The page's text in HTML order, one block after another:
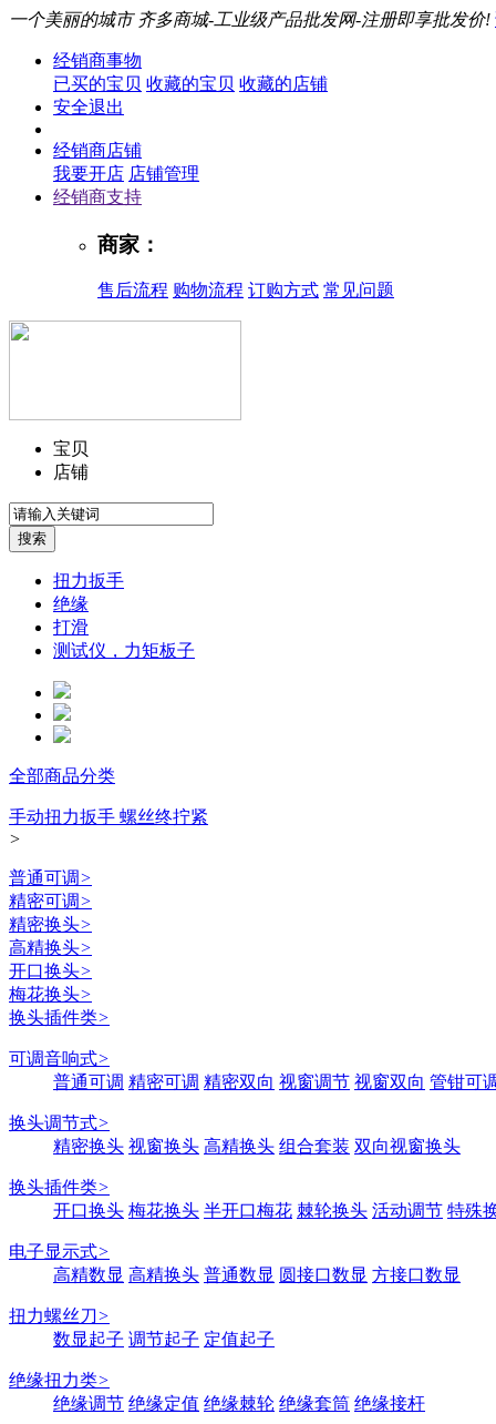
一个美丽的城市 齐多商城-工业级产品批发网-注册即享批发价!
经销商事物
已买的宝贝 收藏的宝贝 收藏的店铺
安全退出
经销商店铺
我要开店 店铺管理
经销商支持
商家：
售后流程 购物流程 订购方式 常见问题
宝贝
店铺
扭力扳手
绝缘
打滑
测试仪，力矩板子
全部商品分类
手动扭力扳手 螺丝终拧紧
>
普通可调>
精密可调>
精密换头>
高精换头>
开口换头>
梅花换头>
换头插件类>
可调音响式>
普通可调 精密可调 精密双向 视窗调节 视窗双向 管钳可
换头调节式>
精密换头 视窗换头 高精换头 组合套装 双向视窗换头
换头插件类>
开口换头 梅花换头 半开口梅花 棘轮换头 活动调节 特殊
电子显示式>
高精数显 高精换头 普通数显 圆接口数显 方接口数显
扭力螺丝刀>
数显起子 调节起子 定值起子
绝缘扭力类>
绝缘调节 绝缘定值 绝缘棘轮 绝缘套筒 绝缘接杆